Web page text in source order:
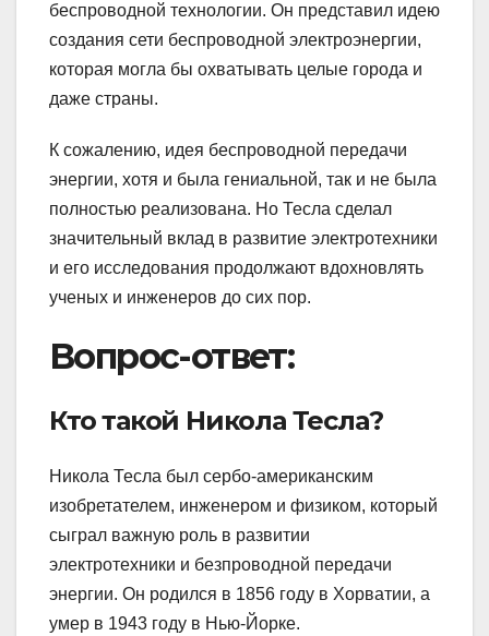
беспроводной технологии. Он представил идею
создания сети беспроводной электроэнергии,
которая могла бы охватывать целые города и
даже страны.
К сожалению, идея беспроводной передачи
энергии, хотя и была гениальной, так и не была
полностью реализована. Но Тесла сделал
значительный вклад в развитие электротехники
и его исследования продолжают вдохновлять
ученых и инженеров до сих пор.
Вопрос-ответ:
Кто такой Никола Тесла?
Никола Тесла был сербо-американским
изобретателем, инженером и физиком, который
сыграл важную роль в развитии
электротехники и безпроводной передачи
энергии. Он родился в 1856 году в Хорватии, а
умер в 1943 году в Нью-Йорке.